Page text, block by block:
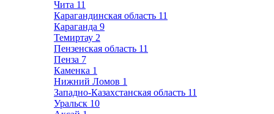
Чита 11
Карагандинская область 11
Караганда 9
Темиртау 2
Пензенская область 11
Пенза 7
Каменка 1
Нижний Ломов 1
Западно-Казахстанская область 11
Уральск 10